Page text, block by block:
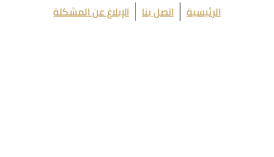
الرئيسية اتصل بنا الإبلاغ عن المشكلة